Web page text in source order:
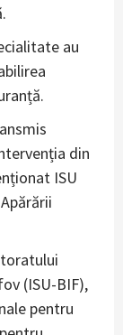
au
din
ISU
(ISU-BIF),
pentru